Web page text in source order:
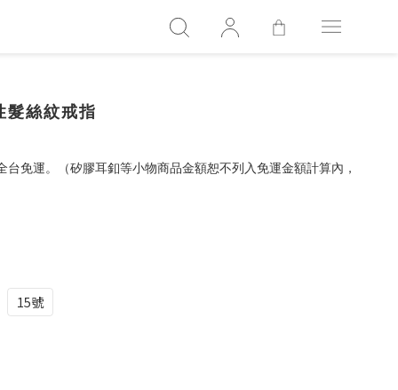
絲紋戒指
免運。（矽膠耳釦等小物商品金額恕不列入免運金額計算內，
15號